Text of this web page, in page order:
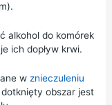
alkohol do komórek
ich dopływ krwi.
w znieczuleniu
obszar jest